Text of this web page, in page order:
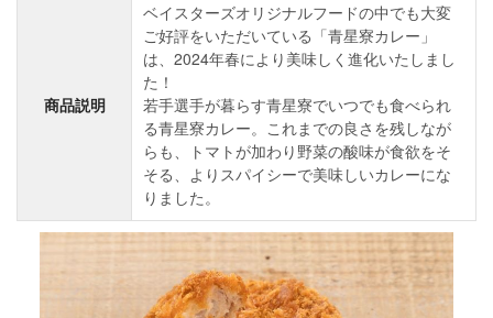
商品説明
ベイスターズオリジナルフードの中でも大変
ご好評をいただいている「青星寮カレー」
は、2024年春により美味しく進化いたしまし
た！
若手選手が暮らす青星寮でいつでも食べられ
る青星寮カレー。これまでの良さを残しなが
らも、トマトが加わり野菜の酸味が食欲をそ
そる、よりスパイシーで美味しいカレーにな
りました。